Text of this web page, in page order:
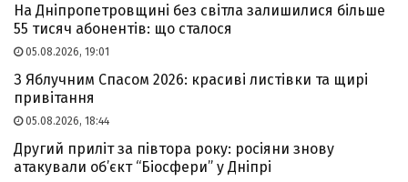
На Дніпропетровщині без світла залишилися більше
55 тисяч абонентів: що сталося
05.08.2026, 19:01
З Яблучним Спасом 2026: красиві листівки та щирі
привітання
05.08.2026, 18:44
Другий приліт за півтора року: росіяни знову
атакували об’єкт “Біосфери” у Дніпрі